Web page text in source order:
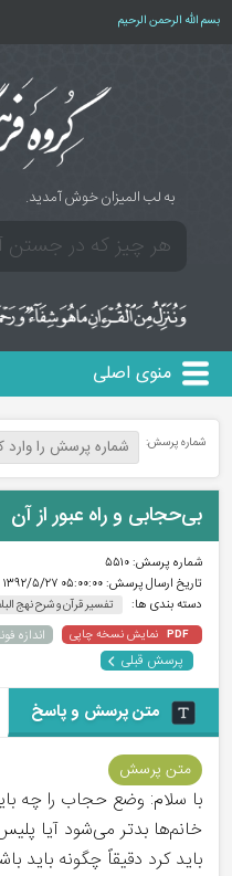
بسم الله الرحمن الرحیم
به لب المیزان خوش آمدید.
منوی اصلی
شماره پرسش:
بی‌حجابی و راه عبور از آن
شماره پرسش:۵۵۱۰
تاریخ ارسال پرسش:۰۵:۰۰:۰۰ ۱۳۹۲/۵/۲۷
دسته بندی ها:
تفسیر قرآن و شرح نهج
PDF نمایش نسخه چاپی اندازه
پرسش قبلی
متن پرسش و پاسخ
متن پرسش
با سلام: وضع حجاب را چه
خانم‌ها بدتر می‌شود آیا
باید کرد دقیقاً چگونه باید